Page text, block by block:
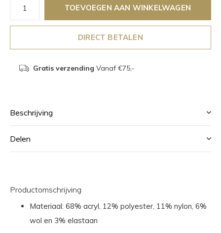
TOEVOEGEN AAN WINKELWAGEN
DIRECT BETALEN
Gratis verzending Vanaf €75,-
Beschrijving
Delen
Productomschrijving
Materiaal: 68% acryl, 12% polyester, 11% nylon, 6%
wol en 3% elastaan